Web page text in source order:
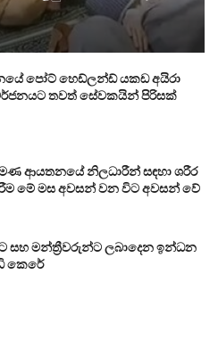
පෝට් හෙඩ්ලන්ඩ් යකඩ අයිරා
තවත් සේවකයින් පිරිසක්
ආයතනයේ නිලධාරීන් සඳහා ශරීර
මේ මස අවසන් වන විට අවසන් වේ
සහ මන්ත්‍රීවරුන්ට ලබාදෙන ඉන්ධන
කෙරේ